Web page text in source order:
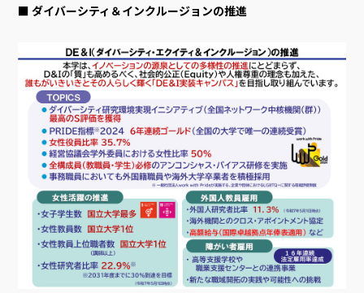
■ ダイバーシティ＆インクルージョンの推進